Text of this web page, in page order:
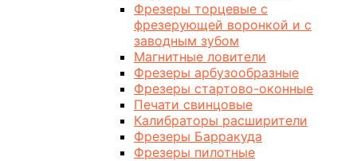
Фрезеры торцевые с
фрезерующей воронкой и с
заводным зубом
Магнитные ловители
Фрезеры арбузообразные
Фрезеры стартово-оконные
Печати свинцовые
Калибраторы расширители
Фрезеры Барракуда
Фрезеры пилотные